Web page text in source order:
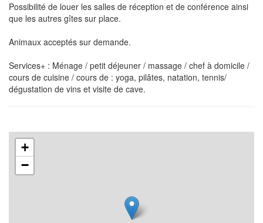
Possibilité de louer les salles de réception et de conférence ainsi
que les autres gîtes sur place.
Animaux acceptés sur demande.
Services+ : Ménage / petit déjeuner / massage / chef à domicile /
cours de cuisine / cours de : yoga, pilâtes, natation, tennis/
dégustation de vins et visite de cave.
+
−